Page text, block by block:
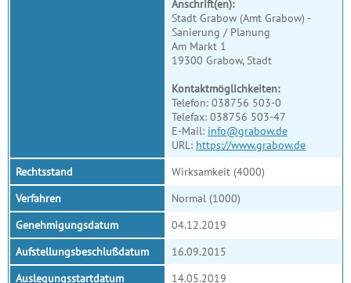
Anschrift(en):
Stadt Grabow (Amt Grabow) -
Sanierung / Planung
Am Markt 1
19300 Grabow, Stadt
Kontaktmöglichkeiten:
Telefon: 038756 503-0
Telefax: 038756 503-47
E-Mail: info@grabow.de
URL: https://www.grabow.de
Rechtsstand
Wirksamkeit (4000)
Verfahren
Normal (1000)
Genehmigungsdatum
04.12.2019
Aufstellungsbeschlußdatum
16.09.2015
Auslegungsstartdatum
14.05.2019